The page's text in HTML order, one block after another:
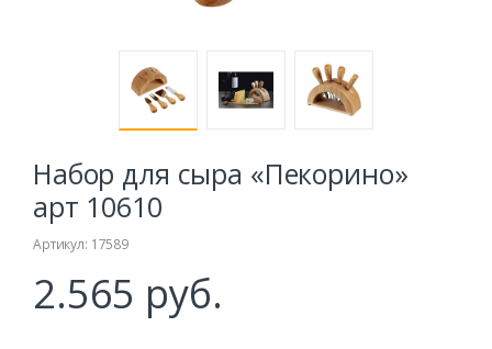
Набор для сыра «Пекорино»
арт 10610
Артикул: 17589
2.565 руб.